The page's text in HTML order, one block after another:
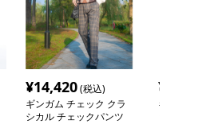
¥14,420(税込)
ギンガム チェック クラ
シカル チェックパンツ
¥
ギンガム チ